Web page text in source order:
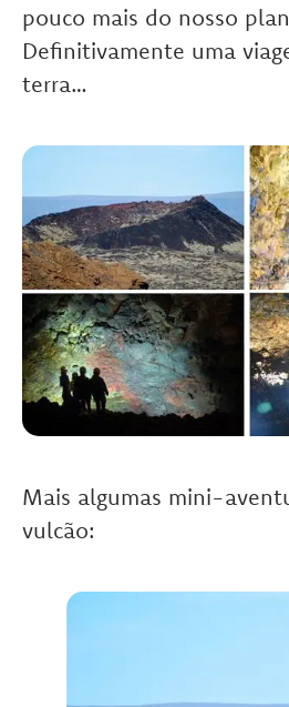
pouco mais do nosso
Definitivamente uma
terra…
Mais algumas mini-
vulcão: